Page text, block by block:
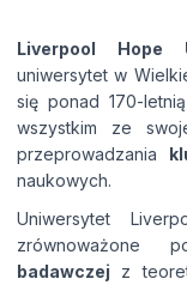
masz
celach
Liverpool Hope
uniwersytet w
się ponad 170-
wszystkim ze
przeprowadzania
naukowych.
Uniwersytet
zrównoważone
badawczej z